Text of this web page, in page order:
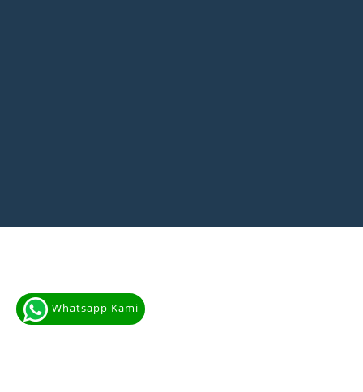
Whatsapp Kami